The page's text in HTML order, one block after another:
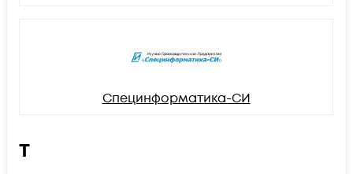
Специнформатика-СИ
Т